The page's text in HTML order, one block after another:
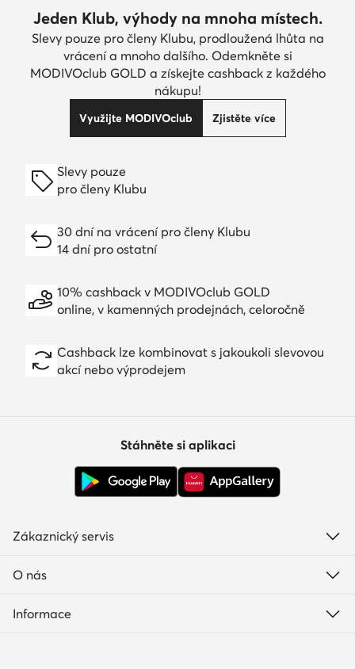
Jeden Klub, výhody na mnoha místech.
Slevy pouze pro členy Klubu, prodloužená lhůta na
vrácení a mnoho dalšího. Odemkněte si
MODIVOclub GOLD a získejte cashback z každého
nákupu!
Využijte MODIVOclub Zjistěte více
Slevy pouze
pro členy Klubu
30 dní na vrácení pro členy Klubu
14 dní pro ostatní
10% cashback v MODIVOclub GOLD
online, v kamenných prodejnách, celoročně
Cashback lze kombinovat s jakoukoli slevovou
akcí nebo výprodejem
Stáhněte si aplikaci
Zákaznický servis
O nás
Informace